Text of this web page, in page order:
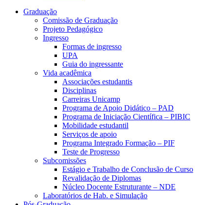
Graduação
Comissão de Graduação
Projeto Pedagógico
Ingresso
Formas de ingresso
UPA
Guia do ingressante
Vida acadêmica
Associações estudantis
Disciplinas
Carreiras Unicamp
Programa de Apoio Didático – PAD
Programa de Iniciação Científica – PIBIC
Mobilidade estudantil
Serviços de apoio
Programa Integrado Formação – PIF
Teste de Progresso
Subcomissões
Estágio e Trabalho de Conclusão de Curso
Revalidação de Diplomas
Núcleo Docente Estruturante – NDE
Laboratórios de Hab. e Simulação